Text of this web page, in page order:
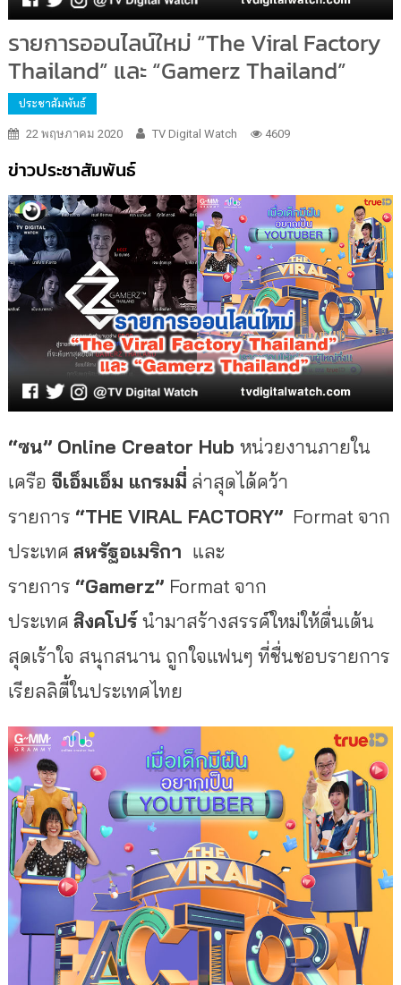
รายการออนไลน์ใหม่ “The Viral Factory
Thailand” และ “Gamerz Thailand”
ประชาสัมพันธ์
22 พฤษภาคม 2020 TV Digital Watch 4609
ข่าวประชาสัมพันธ์
“ซน” Online Creator Hub หน่วยงานภายใน
เครือ จีเอ็มเอ็ม แกรมมี่ ล่าสุดได้คว้า
รายการ “THE VIRAL FACTORY” Format จาก
ประเทศ สหรัฐอเมริกา และ
รายการ “Gamerz” Format จาก
ประเทศ สิงคโปร์ นำมาสร้างสรรค์ใหม่ให้ตื่นเต้น
สุดเร้าใจ สนุกสนาน ถูกใจแฟนๆ ที่ชื่นชอบรายการ
เรียลลิตี้ในประเทศไทย